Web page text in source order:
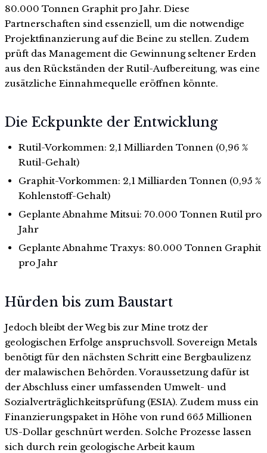
80.000 Tonnen Graphit pro Jahr. Diese
Partnerschaften sind essenziell, um die notwendige
Projektfinanzierung auf die Beine zu stellen. Zudem
prüft das Management die Gewinnung seltener Erden
aus den Rückständen der Rutil-Aufbereitung, was eine
zusätzliche Einnahmequelle eröffnen könnte.
Die Eckpunkte der Entwicklung
Rutil-Vorkommen: 2,1 Milliarden Tonnen (0,96 %
Rutil-Gehalt)
Graphit-Vorkommen: 2,1 Milliarden Tonnen (0,95 %
Kohlenstoff-Gehalt)
Geplante Abnahme Mitsui: 70.000 Tonnen Rutil pro
Jahr
Geplante Abnahme Traxys: 80.000 Tonnen Graphit
pro Jahr
Hürden bis zum Baustart
Jedoch bleibt der Weg bis zur Mine trotz der
geologischen Erfolge anspruchsvoll. Sovereign Metals
benötigt für den nächsten Schritt eine Bergbaulizenz
der malawischen Behörden. Voraussetzung dafür ist
der Abschluss einer umfassenden Umwelt- und
Sozialverträglichkeitsprüfung (ESIA). Zudem muss ein
Finanzierungspaket in Höhe von rund 665 Millionen
US-Dollar geschnürt werden. Solche Prozesse lassen
sich durch rein geologische Arbeit kaum